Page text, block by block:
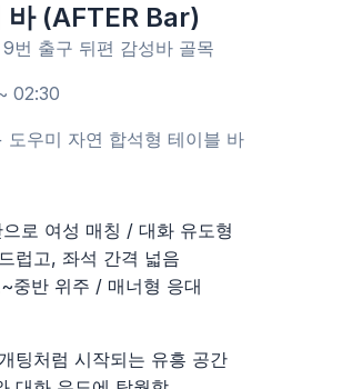
(AFTER Bar)
번 출구 뒤편 감성바 골목
02:30
도우미 자연 합석형 테이블 바
로 여성 매칭 / 대화 유도형
럽고, 좌석 간격 넓음
중반 위주 / 매너형 응대
팅처럼 시작되는 유흥 공간